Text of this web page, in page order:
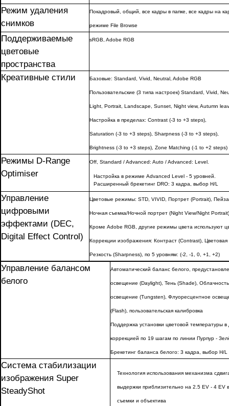
Режим удаления
снимков
Покадровый, общий, все кадры в папке, все кадры на
режиме File Browse
Поддерживаемые
цветовые
пространства
sRGB, Adobe RGB
Креативные стили Базовые: Standard, Vivid, Neutral, Adobe RGB
Пользовательские (3 типа настроек) Standard, Vivid,
Light, Portrait, Landscape, Sunset, Night view, Autumn
Настройка в пределах: Contrast (-3 to +3 steps),
Saturation (-3 to +3 steps), Sharpness (-3 to +3 steps),
Brightness (-3 to +3 steps), Zone Matching (-1 to +2 steps)
Режимы D-Range
Optimiser
Off, Standard / Advanced: Auto / Advanced: Level.
Настройка в режиме Advanced Level - 5 уровней.
Расширенный брекетинг DRO: 3 кадра, выбор H/L
Управление
цифровыми
эффектами (DEC,
Digital Effect Control)
Цветовые режимы: STD, VIVID, Портрет (Portrait),
Ночная съемка/Ночной портрет (Night View/Night
Кроме Adobe RGB, другие режимы цвета используют
Коррекции изображения: Контраст (Contrast),
Резкость (Sharpness), по 5 уровням: (-2, -1, 0, +1, +2)
Управление балансом
белого
Автоматический баланс белого,
освещение (Daylight), Тень (Shade),
освещение (Tungsten), Флуоресцентное
(Flash), пользовательская калибровка
Поддержка установки цветовой температуры
коррекцией по 19 шагам по линии Пурпур -
Брекетинг баланса белого: 3 кадра, выбор H/L
Система стабилизации
изображения Super
SteadyShot
Технология использования механизма
выдержки приблизительно на 2.5 EV - 4 EV
съемки и объектива